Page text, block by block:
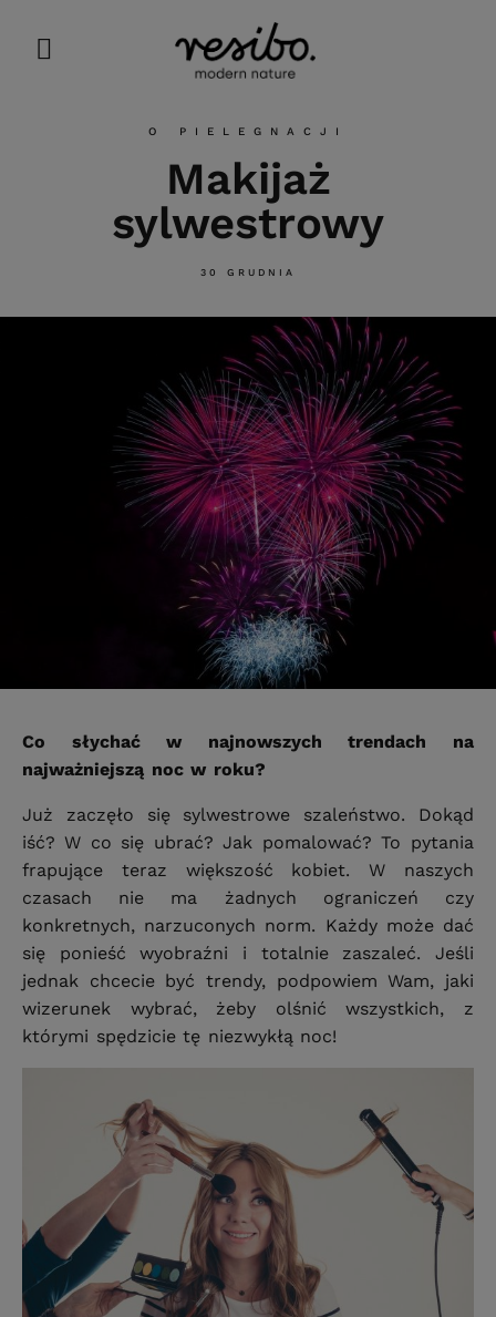
O PIELEGNACJI
Makijaż
sylwestrowy
30 GRUDNIA
Co słychać w najnowszych trendach na
najważniejszą noc w roku?
Już zaczęło się sylwestrowe szaleństwo. Dokąd
iść? W co się ubrać? Jak pomalować? To pytania
frapujące teraz większość kobiet. W naszych
czasach nie ma żadnych ograniczeń czy
konkretnych, narzuconych norm. Każdy może dać
się ponieść wyobraźni i totalnie zaszaleć. Jeśli
jednak chcecie być trendy, podpowiem Wam, jaki
wizerunek wybrać, żeby olśnić wszystkich, z
którymi spędzicie tę niezwykłą noc!